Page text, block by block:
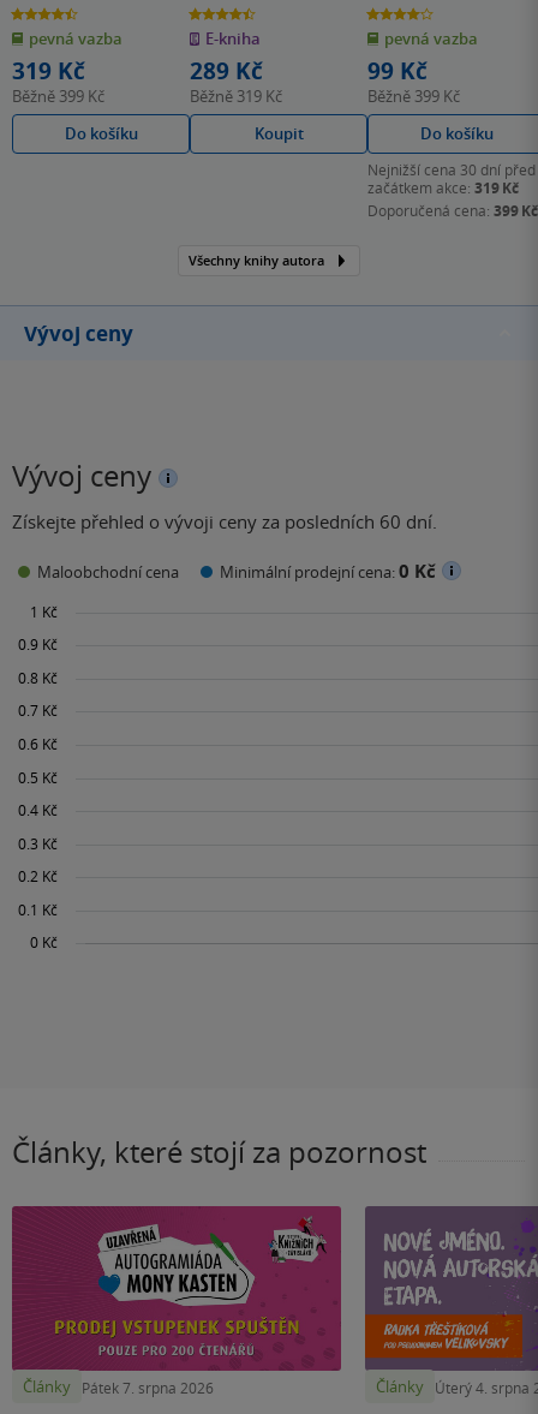
4.5
z
5
hvězdiček
pevná vazba
319 Kč
Běžně 399 Kč
Do košíku
4.5
z
5
hvězdiček
E-kniha
289 Kč
Běžně 319 Kč
Koupit
4.0
z
5
hvězdiček
pevná vazba
99 Kč
Běžně 399 Kč
Do košíku
Nejnižší cena 30 dní před
začátkem akce: 319 Kč
Doporučená cena: 399 Kč
Všechny knihy autora
Vývoj ceny
Vývoj ceny
Získejte přehled o vývoji ceny za posledních 60 dní.
Maloobchodní cena Minimální prodejní cena:0 Kč
Články, které stojí za pozornost
Články Pátek 7. srpna 2026 Články Úterý 4. srpna